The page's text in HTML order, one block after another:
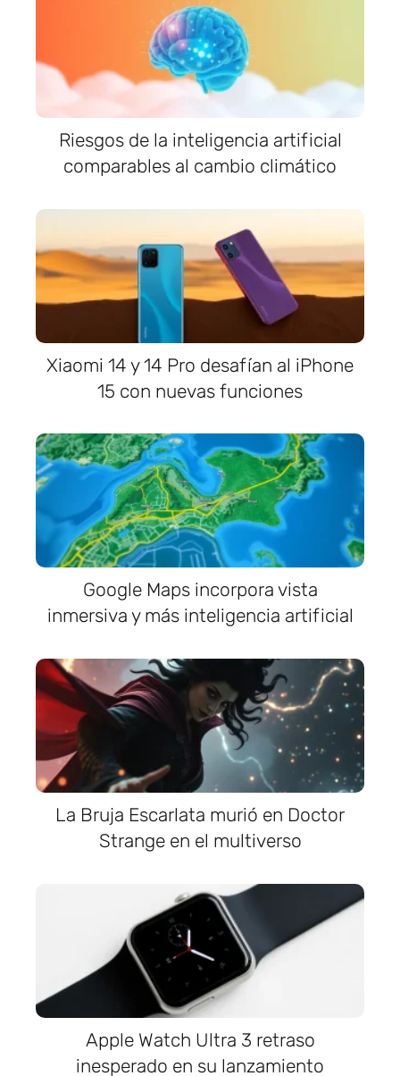
Riesgos de la inteligencia artificial
comparables al cambio climático
Xiaomi 14 y 14 Pro desafían al iPhone
15 con nuevas funciones
Google Maps incorpora vista
inmersiva y más inteligencia artificial
La Bruja Escarlata murió en Doctor
Strange en el multiverso
Apple Watch Ultra 3 retraso
inesperado en su lanzamiento